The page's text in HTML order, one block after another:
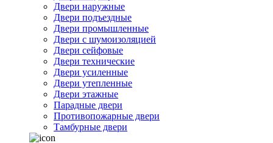
Двери наружные
Двери подъездные
Двери промышленные
Двери с шумоизоляцией
Двери сейфовые
Двери технические
Двери усиленные
Двери утепленные
Двери этажные
Парадные двери
Противопожарные двери
Тамбурные двери